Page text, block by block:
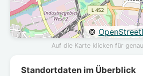
©
Auf die Karte klicken für
Standortdaten im Überblick